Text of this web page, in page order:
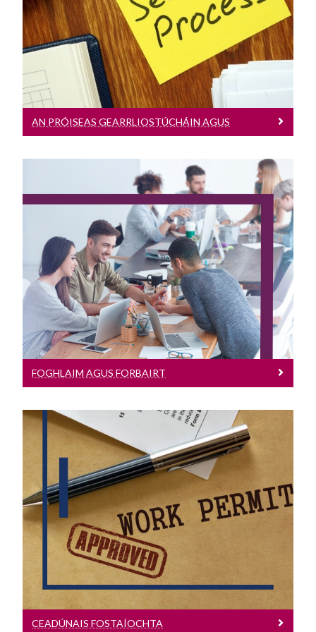
Ceisteanna Coitianta
Bainistíocht Saolré Conartha Fostaíochta
Cliceáil anseo chun tuilleadh eolais a
fháil ar an bpróiseas gearrliostúcháin
agus agallaimh
AN PRÓISEAS GEARRLIOSTÚCHÁIN AGUS
Foghlaim Agus Forbairt
Cliceáil anseo chun tuilleadh eolais a
fháil ar F & F in Ollscoil na Gaillimhe
FOGHLAIM AGUS FORBAIRT
Ceadúnais Fostaíochta
Cliceáil anseo chun tuilleadh eolais a
fháil ar cheadúnais fostaíochta
CEADÚNAIS FOSTAÍOCHTA